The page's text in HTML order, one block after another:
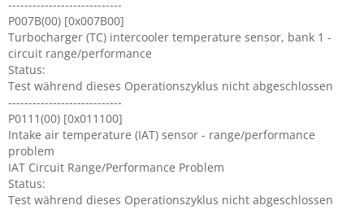
----------------------------
P007B(00) [0x007B00]
Turbocharger (TC) intercooler temperature sensor, bank 1 -
circuit range/performance
Status:
Test während dieses Operationszyklus nicht abgeschlossen
----------------------------
P0111(00) [0x011100]
Intake air temperature (IAT) sensor - range/performance
problem
IAT Circuit Range/Performance Problem
Status:
Test während dieses Operationszyklus nicht abgeschlossen